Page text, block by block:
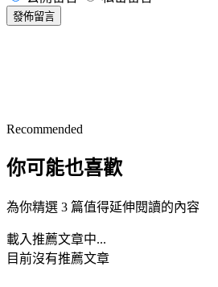
發佈留言
Recommended
你可能也喜歡
為你精選 3 篇值得延伸閱讀的內容
載入推薦文章中...
目前沒有推薦文章